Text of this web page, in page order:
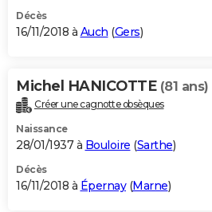
Décès
16/11/2018 à Auch (Gers)
Michel HANICOTTE (81 ans)
Créer une cagnotte obsèques
Naissance
28/01/1937 à Bouloire (Sarthe)
Décès
16/11/2018 à Épernay(Marne)